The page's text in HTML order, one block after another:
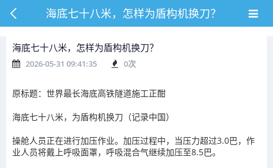
海底七十八米，怎样为盾构机换刀？
海底七十八米，怎样为盾构机换刀？
2026-05-31 09:41:35 0次
原标题：世界最长海底高铁隧道施工正酣
海底七十八米，为盾构机换刀（记录中国）
操舱人员正在进行加压作业。加压过程中，当压力超过3.0巴，作
业人员将戴上呼吸面罩，呼吸混合气继续加压至8.5巴。